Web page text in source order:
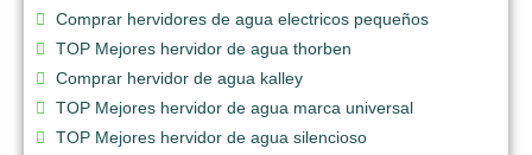
Comprar hervidores de agua electricos pequeños
TOP Mejores hervidor de agua thorben
Comprar hervidor de agua kalley
TOP Mejores hervidor de agua marca universal
TOP Mejores hervidor de agua silencioso